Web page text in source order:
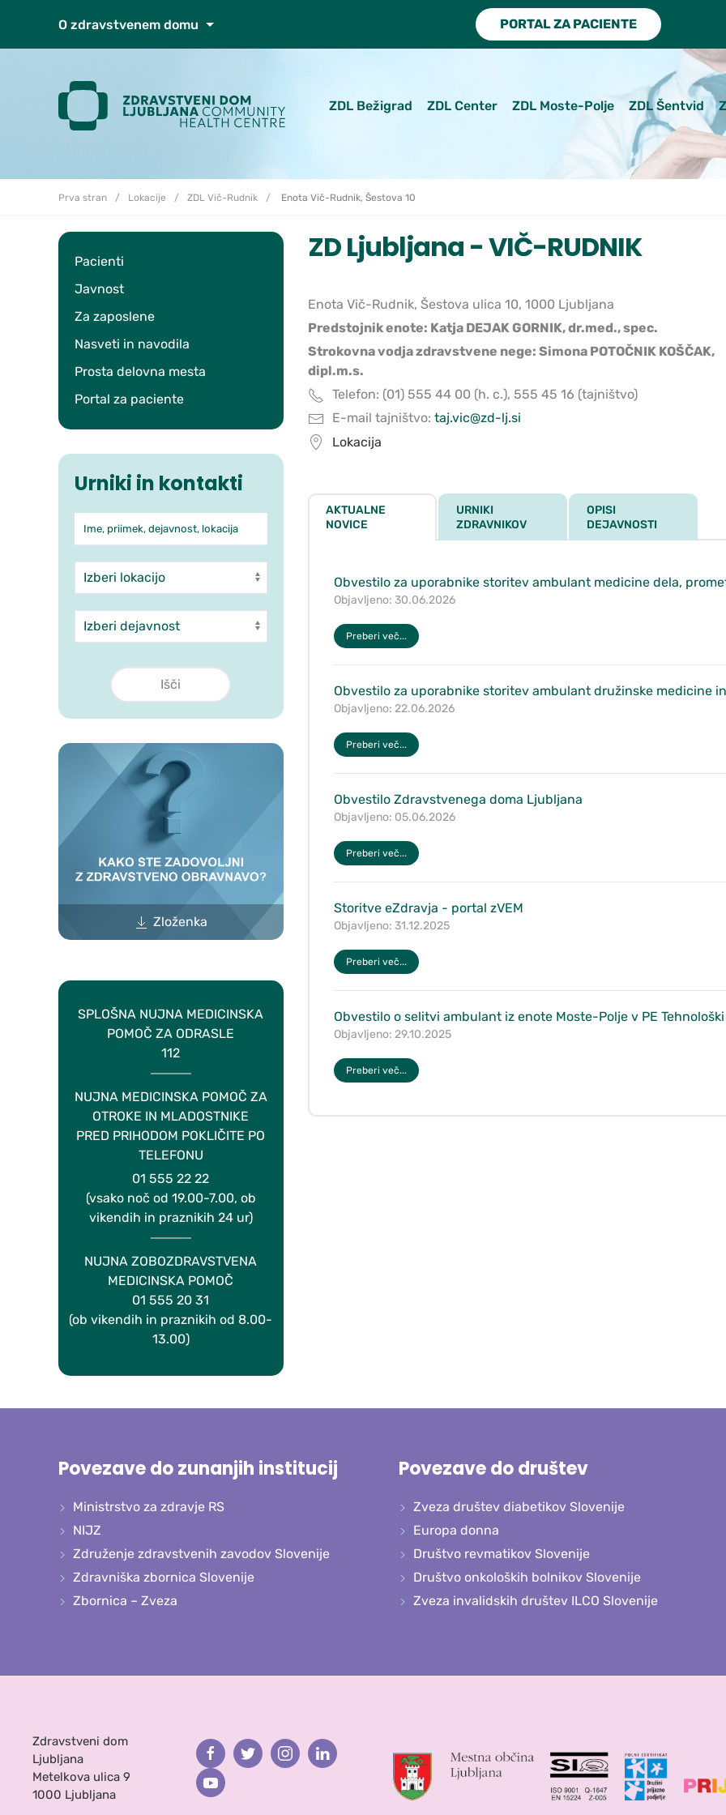
O zdravstvenem domu
PORTAL ZA PACIENTE
ZDL Bežigrad ZDL Center ZDL Moste-Polje ZDL Šentvid
Prva stran Lokacije ZDL Vič-Rudnik Enota Vič-Rudnik, Šestova 10
Pacienti
Javnost
Za zaposlene
Nasveti in navodila
Prosta delovna mesta
Portal za paciente
Urniki in kontakti
Iskanje po ambulantah in zdravnikih
Ime, priimek, dejavnost, lokacija
Enota
Dejavnost
Zloženka
SPLOŠNA NUJNA MEDICINSKA
POMOČ ZA ODRASLE
112
NUJNA MEDICINSKA POMOČ ZA
OTROKE IN MLADOSTNIKE
PRED PRIHODOM POKLIČITE PO
TELEFONU
01 555 22 22
(vsako noč od 19.00-7.00, ob
vikendih in praznikih 24 ur)
NUJNA ZOBOZDRAVSTVENA
MEDICINSKA POMOČ
01 555 20 31
(ob vikendih in praznikih od 8.00-
13.00)
ZD Ljubljana - VIČ-RUDNIK
Enota Vič-Rudnik, Šestova ulica 10, 1000 Ljubljana
Predstojnik enote: Katja DEJAK GORNIK, dr.med., spec.
Strokovna vodja zdravstvene nege: Simona POTOČNIK KOŠČAK,
dipl.m.s.
Telefon: (01) 555 44 00 (h. c.), 555 45 16 (tajništvo)
E-mail tajništvo: taj.vic@zd-lj.si
Lokacija
AKTUALNE
NOVICE
URNIKI
ZDRAVNIKOV
OPISI
DEJAVNOSTI
Obvestilo za uporabnike storitev ambulant medicine dela,
Objavljeno: 30.06.2026
Preberi več...
Obvestilo za uporabnike storitev ambulant družinske medicine
Objavljeno: 22.06.2026
Preberi več...
Obvestilo Zdravstvenega doma Ljubljana
Objavljeno: 05.06.2026
Preberi več...
Storitve eZdravja - portal zVEM
Objavljeno: 31.12.2025
Preberi več...
Obvestilo o selitvi ambulant iz enote Moste-Polje v PE
Objavljeno: 29.10.2025
Preberi več...
Povezave do zunanjih institucij
Ministrstvo za zdravje RS
NIJZ
Združenje zdravstvenih zavodov Slovenije
Zdravniška zbornica Slovenije
Zbornica – Zveza
Povezave do društev
Zveza društev diabetikov Slovenije
Europa donna
Društvo revmatikov Slovenije
Društvo onkoloških bolnikov Slovenije
Zveza invalidskih društev ILCO Slovenije
Zdravstveni dom
Ljubljana
Metelkova ulica 9
1000 Ljubljana
FacebookTwitterInstagramLinkedin
Youtube